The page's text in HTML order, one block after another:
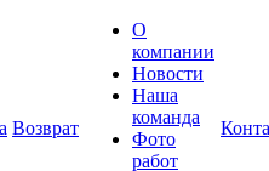
Возврат
О
компании
Новости
Наша
команда
Фото
работ